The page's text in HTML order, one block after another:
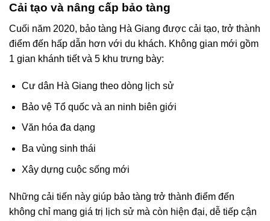
Cải tạo và nâng cấp bảo tàng
Cuối năm 2020, bảo tàng Hà Giang được cải tạo, trở thành
điểm đến hấp dẫn hơn với du khách. Không gian mới gồm
1 gian khánh tiết và 5 khu trưng bày:
Cư dân Hà Giang theo dòng lịch sử
Bảo vệ Tổ quốc và an ninh biên giới
Văn hóa đa dạng
Ba vùng sinh thái
Xây dựng cuộc sống mới
Những cải tiến này giúp bảo tàng trở thành điểm đến
không chỉ mang giá trị lịch sử mà còn hiện đại, dễ tiếp cận